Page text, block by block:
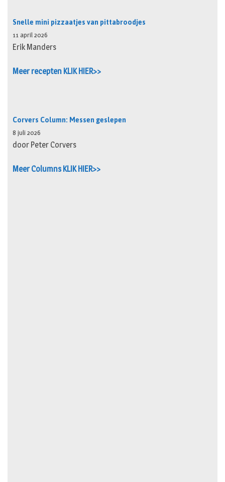
Snelle mini pizzaatjes van pittabroodjes
11 april 2026
Erik Manders
Meer recepten KLIK HIER>>
Corvers Column: Messen geslepen
8 juli 2026
door Peter Corvers
Meer Columns KLIK HIER>>